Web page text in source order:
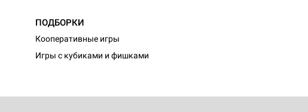
ПОДБОРКИ
Кооперативные игры
Игры с кубиками и фишками